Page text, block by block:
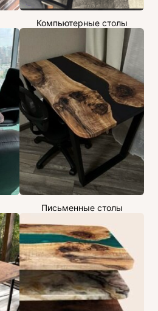
Компьютерные столы
Письменные столы